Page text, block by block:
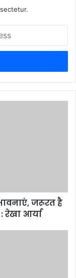
जरूरत है
रेखा आर्या